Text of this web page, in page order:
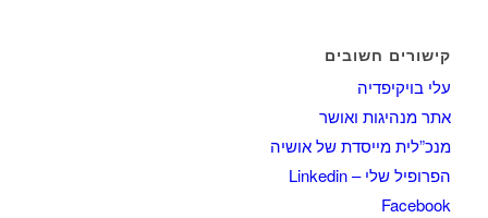
קישורים חשובים
עלי בויקיפדיה
אתר מנהיגות ואושר
מנכ”לית מייסדת של אושיה
הפרופיל שלי – Linkedin
Facebook